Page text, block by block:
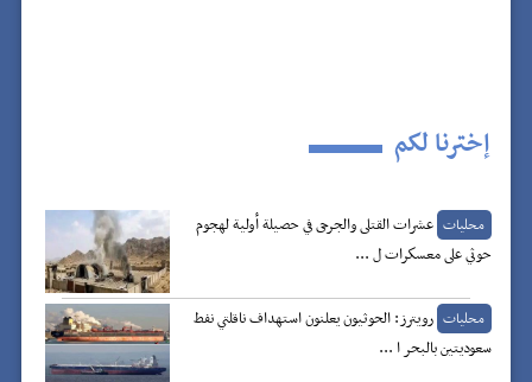
إخترنا لكم
محليات عشرات القتلى والجرحى في حصيلة أولية لهجوم
حوثي على معسكرات ل ...
محليات رويترز: الحوثيون يعلنون استهداف ناقلتي نفط
سعوديتين بالبحر ا ...